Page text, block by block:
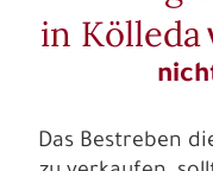
in Kölleda
Das Bestreben